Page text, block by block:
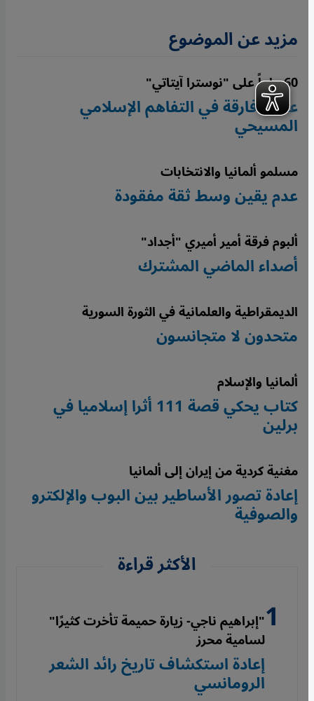
مزيد عن الموضوع
60 عاماً على "نوسترا آيتاتي"
علامة فارقة في التفاهم الإسلامي
المسيحي
مسلمو ألمانيا والانتخابات
عدم يقين وسط ثقة مفقودة
ألبوم فرقة أمير أميري "أجداد"
أصداء الماضي المشترك
الديمقراطية والعلمانية في الثورة السورية
متحدون لا متجانسون
ألمانيا والإسلام
كتاب يحكي قصة 111 أثرا إسلاميا في
برلين
مغنية كردية من إيران إلى ألمانيا
إعادة تصور الأساطير بين البوب والإلكترو
والصوفية
الأكثر قراءة
"إبراهيم ناجي- زيارة حميمة تأخرت كثيرًا"
لسامية محرز
إعادة استكشاف تاريخ رائد الشعر
الرومانسي